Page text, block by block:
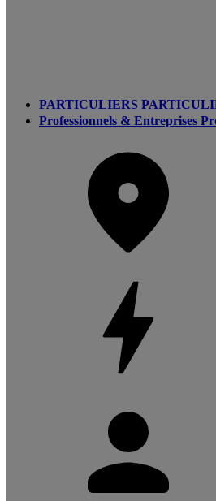
PARTICULIERS
Professionnels & Entreprises